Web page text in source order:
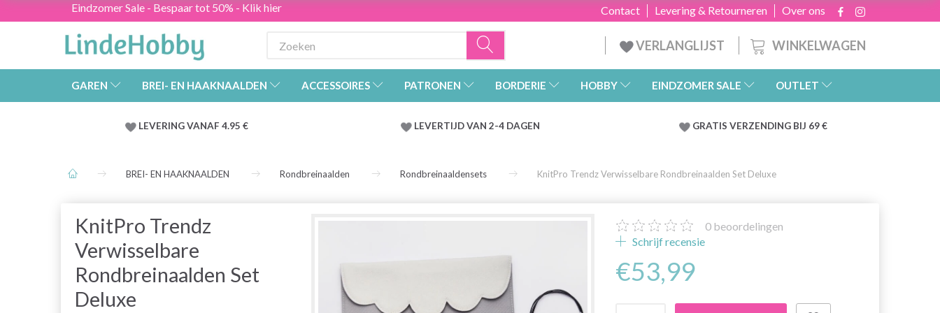
Eindzomer Sale - Bespaar tot 50% - Klik hier Over ons
Levering & Retourneren
Contact
WINKELWAGEN
VERLANGLIJST
GAREN BREI- EN HAAKNAALDEN ACCESSOIRES PATRONEN BORDERIE HOBBY EINDZOMER SALE OUTLET
LEVERING VANAF 4.95 € LEVERTIJD VAN 2-4 DAGEN GRATIS VERZENDING BIJ 69 €
BREI- EN HAAKNAALDEN Rondbreinaalden Rondbreinaaldensets KnitPro Trendz Verwisselbare Rondbreinaalden Set Deluxe
KnitPro Trendz
Verwisselbare
Rondbreinaalden Set
Deluxe
0 beoordelingen
Schrijf recensie
€53,99